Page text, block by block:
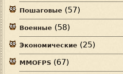
Пошаговые (57)
Военные (58)
Экономические (25)
MMOFPS (67)